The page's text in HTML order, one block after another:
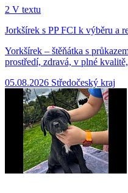
2 V textu
Jorkšírek s PP FCI k výběru a
Yorkšírek – štěňátka s
prostředí, zdravá, v plné
05.08.2026 Středočeský kraj